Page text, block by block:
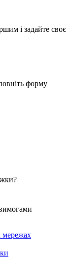
і задайте своє
форму
мережах